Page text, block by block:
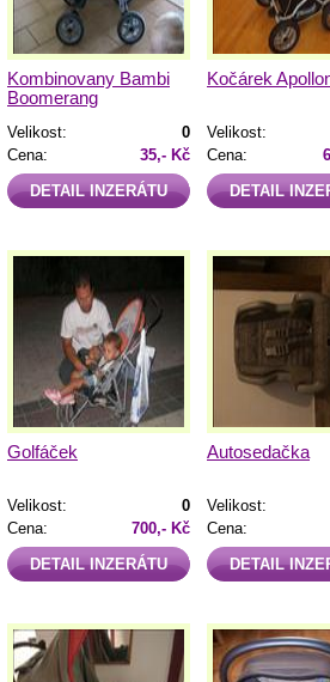
Kombinovany Bambi
Boomerang
Velikost:
0
Cena:
35,- Kč
DETAIL INZERÁTU
Kočárek
Velikost:
Cena:
DETAIL
Golfáček
Velikost:
0
Cena:
700,- Kč
DETAIL INZERÁTU
Autosedačka
Velikost:
Cena:
DETAIL